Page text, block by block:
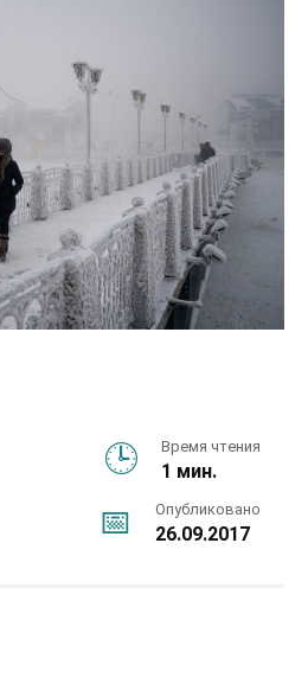
Время чтения
1 мин.
Опубликовано
26.09.2017